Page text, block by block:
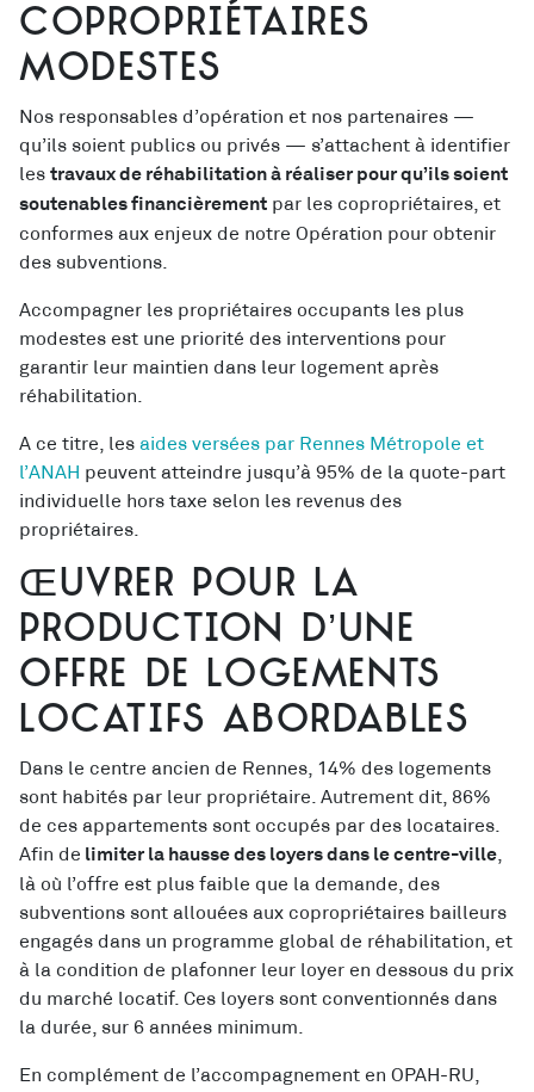
copropriétaires
modestes
Nos responsables d’opération et nos partenaires —
qu’ils soient publics ou privés — s’attachent à identifier
les travaux de réhabilitation à réaliser pour qu’ils soient
soutenables financièrement par les copropriétaires, et
conformes aux enjeux de notre Opération pour obtenir
des subventions.
Accompagner les propriétaires occupants les plus
modestes est une priorité des interventions pour
garantir leur maintien dans leur logement après
réhabilitation.
A ce titre, les aides versées par Rennes Métropole et
l’ANAH peuvent atteindre jusqu’à 95% de la quote-part
individuelle hors taxe selon les revenus des
propriétaires.
Œuvrer pour la
production d’une
offre de logements
locatifs abordables
Dans le centre ancien de Rennes, 14% des logements
sont habités par leur propriétaire. Autrement dit, 86%
de ces appartements sont occupés par des locataires.
Afin de limiter la hausse des loyers dans le centre-ville
là où l’offre est plus faible que la demande, des
subventions sont allouées aux copropriétaires bailleurs
engagés dans un programme global de réhabilitation, et
à la condition de plafonner leur loyer en dessous du prix
du marché locatif. Ces loyers sont conventionnés dans
la durée, sur 6 années minimum.
En complément de l’accompagnement en OPAH-RU,